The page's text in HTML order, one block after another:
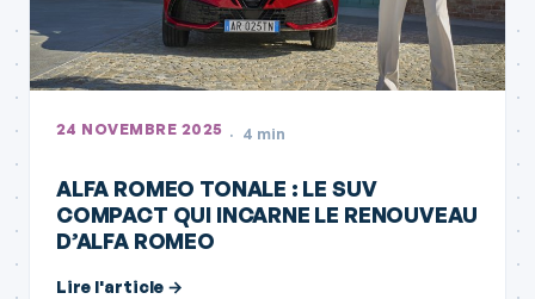
24 NOVEMBRE 2025 4 min
ALFA ROMEO TONALE : LE SUV
COMPACT QUI INCARNE LE RENOUVEAU
D’ALFA ROMEO
Lire l'article →